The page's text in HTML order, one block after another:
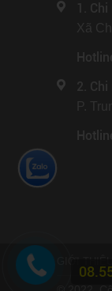
1.
Xã
2.
P.